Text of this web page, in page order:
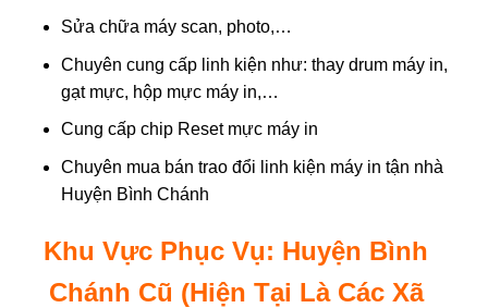
Sửa chữa máy scan, photo,…
Chuyên cung cấp linh kiện như: thay drum máy in,
gạt mực, hộp mực máy in,…
Cung cấp chip Reset mực máy in
Chuyên mua bán trao đổi linh kiện máy in tận nhà
Huyện Bình Chánh
Khu Vực Phục Vụ: Huyện Bình
Chánh Cũ (Hiện Tại Là Các Xã